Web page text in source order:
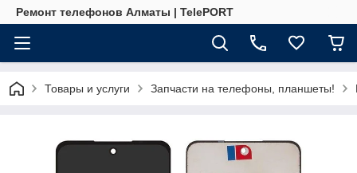
Ремонт телефонов Алматы | TelePORT
Товары и услуги Запчасти на телефоны, планшеты!